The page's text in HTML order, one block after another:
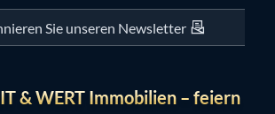
Sie unseren Newsletter
& WERT Immobilien – feiern